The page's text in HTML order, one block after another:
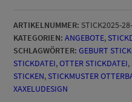
ARTIKELNUMMER: STICK2025-
KATEGORIEN: ANGEBOTE,
SCHLAGWÖRTER: GEBURT
STICKDATEI,OTTER STICKDATEI,
STICKEN, STICKMUSTER
XAXELUDESIGN